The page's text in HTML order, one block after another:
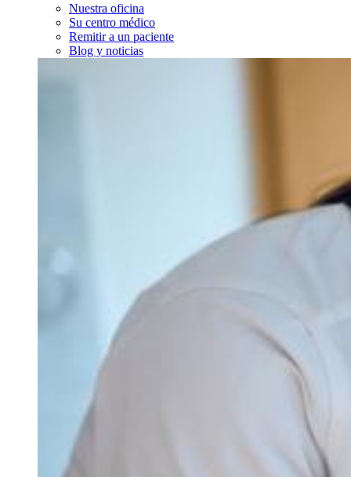
Nuestra oficina
Su centro médico
Remitir a un paciente
Blog y noticias